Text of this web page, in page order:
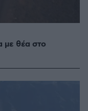
με θέα στο